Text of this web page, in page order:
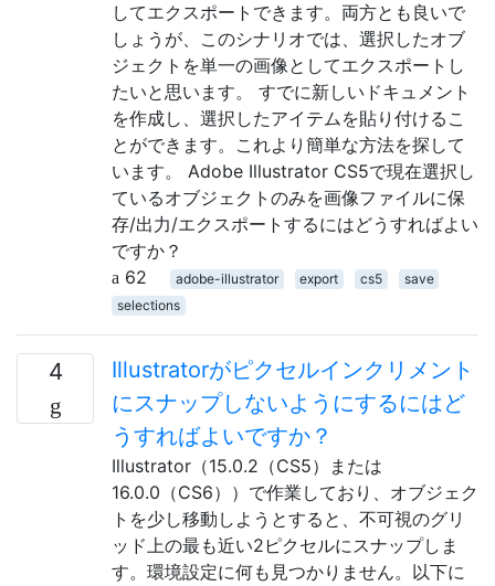
してエクスポートできます。両方とも良いで
しょうが、このシナリオでは、選択したオブ
ジェクトを単一の画像としてエクスポートし
たいと思います。 すでに新しいドキュメント
を作成し、選択したアイテムを貼り付けるこ
とができます。これより簡単な方法を探して
います。 Adobe Illustrator CS5で現在選択し
ているオブジェクトのみを画像ファイルに保
存/出力/エクスポートするにはどうすればよい
ですか？
62
adobe-illustrator export cs5
save
selections
4
Illustratorがピクセルインクリメント
にスナップしないようにするにはど
うすればよいですか？
Illustrator（15.0.2（CS5）または
16.0.0（CS6））で作業しており、オブジェク
トを少し移動しようとすると、不可視のグリ
ッド上の最も近い2ピクセルにスナップしま
す。環境設定に何も見つかりません。以下に